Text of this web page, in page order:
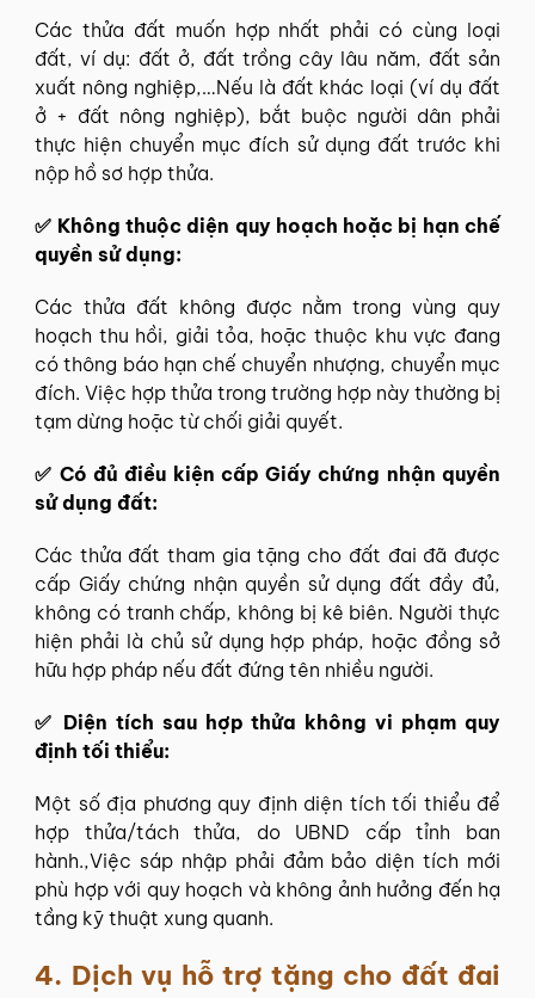
Các thửa đất muốn hợp nhất phải có cùng loại
đất, ví dụ: đất ở, đất trồng cây lâu năm, đất sản
xuất nông nghiệp,…Nếu là đất khác loại (ví dụ đất
ở + đất nông nghiệp), bắt buộc người dân phải
thực hiện chuyển mục đích sử dụng đất trước khi
nộp hồ sơ hợp thửa.
✅ Không thuộc diện quy hoạch hoặc bị hạn chế
quyền sử dụng:
Các thửa đất không được nằm trong vùng quy
hoạch thu hồi, giải tỏa, hoặc thuộc khu vực đang
có thông báo hạn chế chuyển nhượng, chuyển mục
đích. Việc hợp thửa trong trường hợp này thường bị
tạm dừng hoặc từ chối giải quyết.
✅ Có đủ điều kiện cấp Giấy chứng nhận quyền
sử dụng đất:
Các thửa đất tham gia tặng cho đất đai đã được
cấp Giấy chứng nhận quyền sử dụng đất đầy đủ,
không có tranh chấp, không bị kê biên. Người thực
hiện phải là chủ sử dụng hợp pháp, hoặc đồng sở
hữu hợp pháp nếu đất đứng tên nhiều người.
✅ Diện tích sau hợp thửa không vi phạm quy
định tối thiểu:
Một số địa phương quy định diện tích tối thiểu để
hợp thửa/tách thửa, do UBND cấp tỉnh ban
hành.,Việc sáp nhập phải đảm bảo diện tích mới
phù hợp với quy hoạch và không ảnh hưởng đến hạ
tầng kỹ thuật xung quanh.
4. Dịch vụ hỗ trợ tặng cho đất đai